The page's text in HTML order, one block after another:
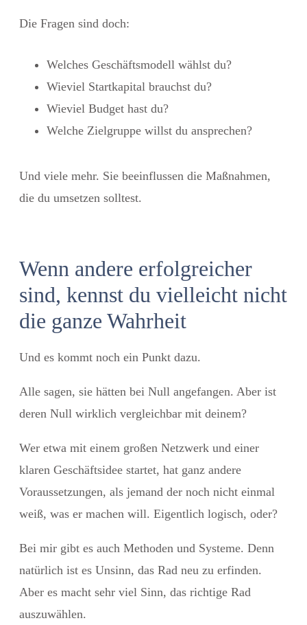
Die Fragen sind doch:
Welches Geschäftsmodell wählst du?
Wieviel Startkapital brauchst du?
Wieviel Budget hast du?
Welche Zielgruppe willst du ansprechen?
Und viele mehr. Sie beeinflussen die Maßnahmen,
die du umsetzen solltest.
Wenn andere erfolgreicher
sind, kennst du vielleicht nicht
die ganze Wahrheit
Und es kommt noch ein Punkt dazu.
Alle sagen, sie hätten bei Null angefangen. Aber ist
deren Null wirklich vergleichbar mit deinem?
Wer etwa mit einem großen Netzwerk und einer
klaren Geschäftsidee startet, hat ganz andere
Voraussetzungen, als jemand der noch nicht einmal
weiß, was er machen will. Eigentlich logisch, oder?
Bei mir gibt es auch Methoden und Systeme. Denn
natürlich ist es Unsinn, das Rad neu zu erfinden.
Aber es macht sehr viel Sinn, das richtige Rad
auszuwählen.